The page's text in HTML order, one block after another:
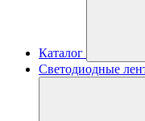
Каталог
Светодиодные